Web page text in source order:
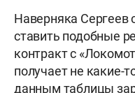
Наверняка Сергеев
ставить подобные
контракт с
получает не какие-
данным таблицы